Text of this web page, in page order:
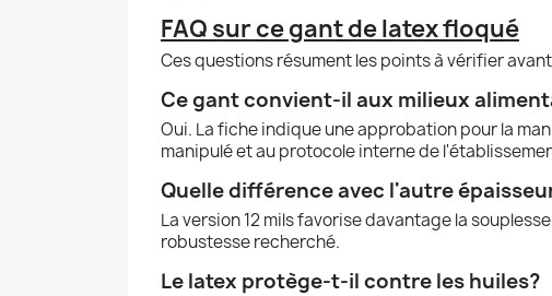
FAQ sur ce gant de latex floqué
Ces questions résument les points à vérifier
Ce gant convient-il aux milieux
Oui. La fiche indique une approbation pour la
manipulé et au protocole interne de
Quelle différence avec l'autre
La version 12 mils favorise davantage la
robustesse recherché.
Le latex protège-t-il contre les huiles?